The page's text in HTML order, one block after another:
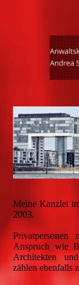
Meine Kanzlei
2003.
Privatpersonen
Anspruch wie
Architekten
zählen ebenfalls